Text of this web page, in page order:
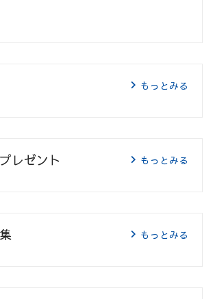
もっとみる
レゼント もっとみる
もっとみる